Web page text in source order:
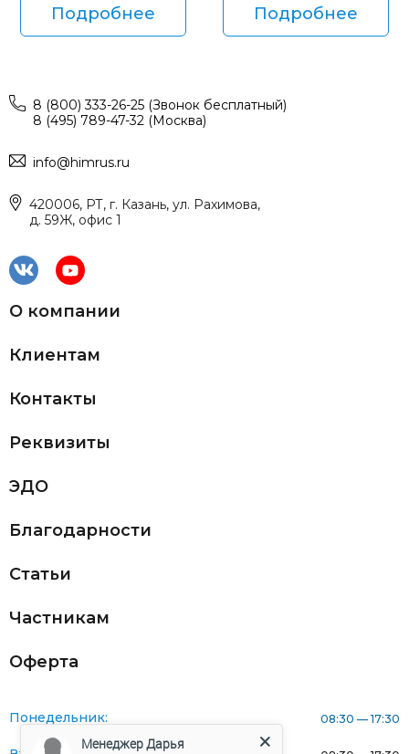
Подробнее Подробнее
8 (800) 333-26-25 (Звонок бесплатный)
8 (495) 789-47-32 (Москва)
info@himrus.ru
420006, РТ, г. Казань, ул. Рахимова,
д. 59Ж, офис 1
О компании
Клиентам
Контакты
Реквизиты
ЭДО
Благодарности
Статьи
Частникам
Оферта
Понедельник: 08:30 — 17:30
Менеджер Дарья